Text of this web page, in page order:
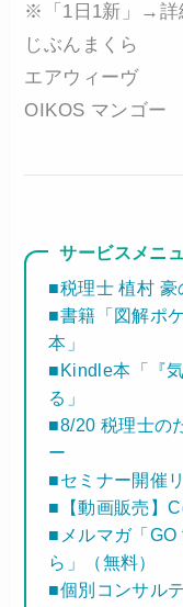
※「1日1新」→詳
じぶんまくら
エアウィーヴ
OIKOS マンゴー
サービスメニ
■税理士 植村 豪
■書籍「図解ポ
本」
■Kindle本「『
る」
■8/20 税理士の
ー
■セミナー開催
■【動画販売】
■メルマガ「GO
ら」（無料）
■個別コンサル